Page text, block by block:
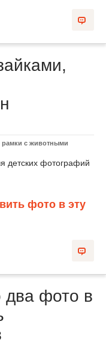
рамки с животными
детских фотографий
фото в эту
фото в